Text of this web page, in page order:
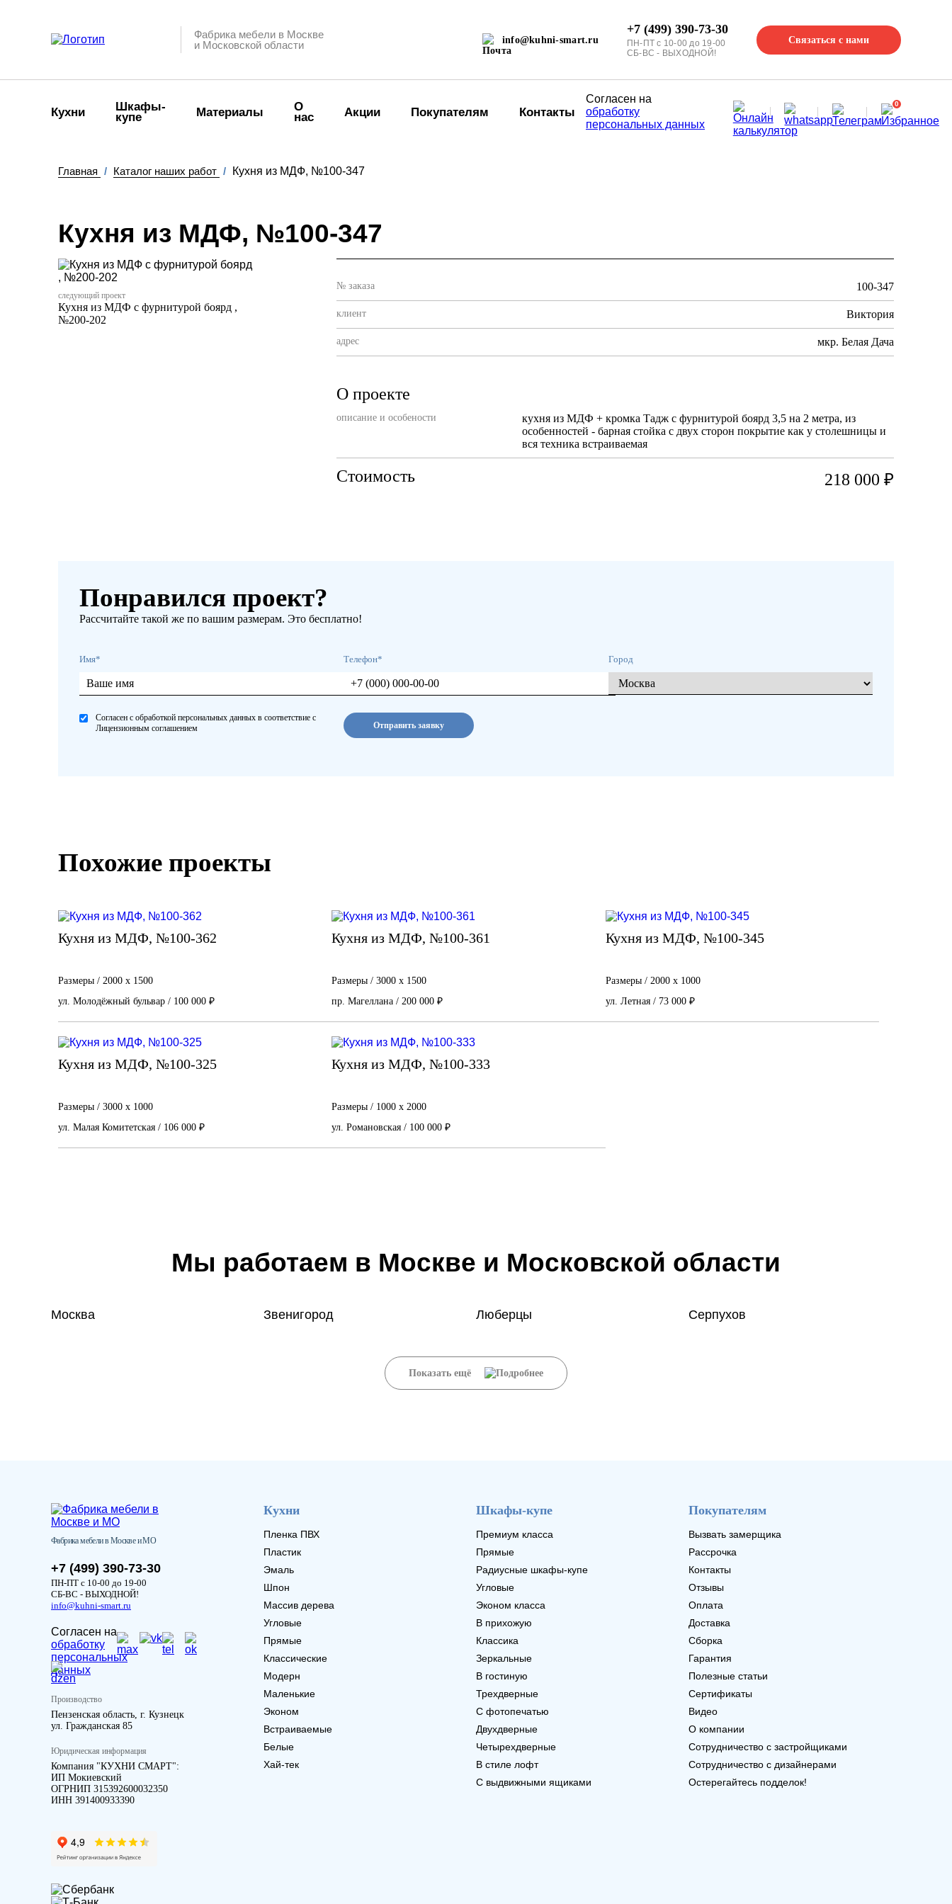
Фабрика мебели в Москве
и Московской области
info@kuhni-smart.ru
+7 (499) 390-73-30
ПН-ПТ с 10-00 до 19-00
СБ-ВС - ВЫХОДНОЙ!
Связаться с нами
Кухни Шкафы-
купе Материалы О
нас Акции Покупателям Контакты
Согласен на
обработку
персональных данных
0
Главная / Каталог наших работ / Кухня из МДФ, №100-347
Кухня из МДФ, №100-347
следующий проект
Кухня из МДФ с фурнитурой боярд ,
№200-202
№ заказа 100-347
клиент Виктория
адрес мкр. Белая Дача
О проекте
описание и особености
кухня из МДФ + кромка Тадж с фурнитурой боярд 3,5 на 2 метра, из
особенностей - барная стойка с двух сторон покрытие как у столешницы и
вся техника встраиваемая
Стоимость 218 000 ₽
Понравился проект?
Рассчитайте такой же по вашим размерам. Это бесплатно!
Имя* Телефон* Город
Согласен с обработкой персональных данных в соответствие с
Лицензионным соглашением
Отправить заявку
Похожие проекты
Кухня из МДФ, №100-362
Размеры / 2000 х 1500
ул. Молодёжный бульвар / 100 000 ₽
Кухня из МДФ, №100-361
Размеры / 3000 х 1500
пр. Магеллана / 200 000 ₽
Кухня из МДФ, №100-345
Размеры / 2000 x 1000
ул. Летная / 73 000 ₽
Кухня из МДФ, №100-325
Размеры / 3000 х 1000
ул. Малая Комитетская / 106 000 ₽
Кухня из МДФ, №100-333
Размеры / 1000 х 2000
ул. Романовская / 100 000 ₽
Мы работаем в Москве и Московской области
Москва Звенигород Люберцы Серпухов
Показать ещё
Фабрика мебели в Москве и МО
+7 (499) 390-73-30
ПН-ПТ с 10-00 до 19-00
СБ-ВС - ВЫХОДНОЙ!
info@kuhni-smart.ru
Согласен на
обработку
персональных
данных
Производство
Пензенская область, г. Кузнецк
ул. Гражданская 85
Юридическая информация
Компания "КУХНИ СМАРТ":
ИП Мокиевский
ОГРНИП 315392600032350
ИНН 391400933390
Кухни
Пленка ПВХ
Пластик
Эмаль
Шпон
Массив дерева
Угловые
Прямые
Классические
Модерн
Маленькие
Эконом
Встраиваемые
Белые
Хай-тек
Шкафы-купе
Премиум класса
Прямые
Радиусные шкафы-купе
Угловые
Эконом класса
В прихожую
Классика
Зеркальные
В гостиную
Трехдверные
С фотопечатью
Двухдверные
Четырехдверные
В стиле лофт
С выдвижными ящиками
Покупателям
Вызвать замерщика
Рассрочка
Контакты
Отзывы
Оплата
Доставка
Сборка
Гарантия
Полезные статьи
Сертификаты
Видео
О компании
Сотрудничество с застройщиками
Сотрудничество с дизайнерами
Остерегайтесь подделок!